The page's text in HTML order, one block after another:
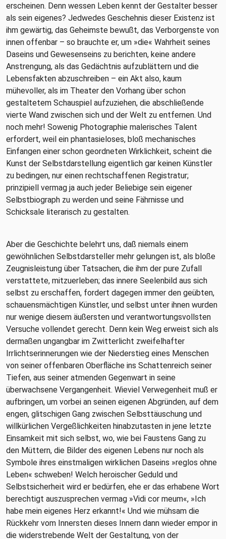
erscheinen. Denn wessen Leben kennt der Gestalter besser
als sein eigenes? Jedwedes Geschehnis dieser Existenz ist
ihm gewärtig, das Geheimste bewußt, das Verborgenste von
innen offenbar – so brauchte er, um »die« Wahrheit seines
Daseins und Gewesenseins zu berichten, keine andere
Anstrengung, als das Gedächtnis aufzublättern und die
Lebensfakten abzuschreiben – ein Akt also, kaum
mühevoller, als im Theater den Vorhang über schon
gestaltetem Schauspiel aufzuziehen, die abschließende
vierte Wand zwischen sich und der Welt zu entfernen. Und
noch mehr! Sowenig Photographie malerisches Talent
erfordert, weil ein phantasieloses, bloß mechanisches
Einfangen einer schon geordneten Wirklichkeit, scheint die
Kunst der Selbstdarstellung eigentlich gar keinen Künstler
zu bedingen, nur einen rechtschaffenen Registratur;
prinzipiell vermag ja auch jeder Beliebige sein eigener
Selbstbiograph zu werden und seine Fährnisse und
Schicksale literarisch zu gestalten.
Aber die Geschichte belehrt uns, daß niemals einem
gewöhnlichen Selbstdarsteller mehr gelungen ist, als bloße
Zeugnisleistung über Tatsachen, die ihm der pure Zufall
verstattete, mitzuerleben; das innere Seelenbild aus sich
selbst zu erschaffen, fordert dagegen immer den geübten,
schauensmächtigen Künstler, und selbst unter ihnen wurden
nur wenige diesem äußersten und verantwortungsvollsten
Versuche vollendet gerecht. Denn kein Weg erweist sich als
dermaßen ungangbar im Zwitterlicht zweifelhafter
Irrlichtserinnerungen wie der Niederstieg eines Menschen
von seiner offenbaren Oberfläche ins Schattenreich seiner
Tiefen, aus seiner atmenden Gegenwart in seine
überwachsene Vergangenheit. Wieviel Verwegenheit muß er
aufbringen, um vorbei an seinen eigenen Abgründen, auf dem
engen, glitschigen Gang zwischen Selbsttäuschung und
willkürlichen Vergeßlichkeiten hinabzutasten in jene letzte
Einsamkeit mit sich selbst, wo, wie bei Faustens Gang zu
den Müttern, die Bilder des eigenen Lebens nur noch als
Symbole ihres einstmaligen wirklichen Daseins »reglos ohne
Leben« schweben! Welch heroischer Geduld und
Selbstsicherheit wird er bedürfen, ehe er das erhabene Wort
berechtigt auszusprechen vermag »Vidi cor meum«, »Ich
habe mein eigenes Herz erkannt!« Und wie mühsam die
Rückkehr vom Innersten dieses Innern dann wieder empor in
die widerstrebende Welt der Gestaltung, von der